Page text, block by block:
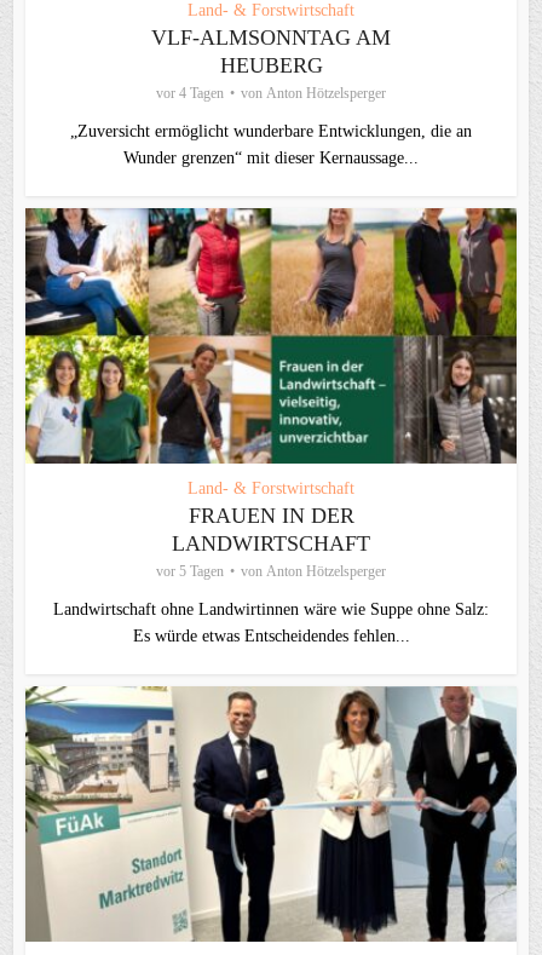
Land- & Forstwirtschaft
VLF-ALMSONNTAG AM
HEUBERG
vor 4 Tagen von Anton Hötzelsperger
„Zuversicht ermöglicht wunderbare Entwicklungen, die an
Wunder grenzen“ mit dieser Kernaussage...
Land- & Forstwirtschaft
FRAUEN IN DER
LANDWIRTSCHAFT
vor 5 Tagen von Anton Hötzelsperger
Landwirtschaft ohne Landwirtinnen wäre wie Suppe ohne Salz:
Es würde etwas Entscheidendes fehlen...